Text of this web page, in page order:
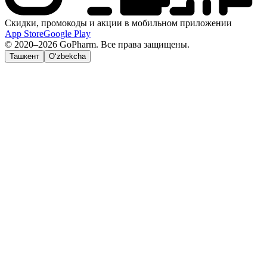
Скидки, промокоды и акции в мобильном приложении
App StoreGoogle Play
© 2020–2026 GoPharm. Все права защищены.
Ташкент O‘zbekcha